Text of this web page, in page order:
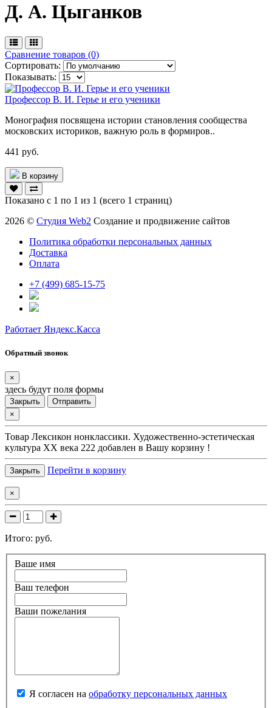
Д. А. Цыганков
Сравнение товаров (0)
Сортировать:
Показывать:
Профессор В. И. Герье и его ученики
Монография посвящена истории становления сообщества
московских историков, важную роль в формиров..
441 руб.
В корзину
Показано с 1 по 1 из 1 (всего 1 страниц)
2026 © Студия Web2 Создание и продвижение сайтов
Политика обработки персональных данных
Доставка
Оплата
+7 (499) 685-15-75
Работает Яндекс.Касса
Обратный звонок
×
здесь будут поля формы
Закрыть
Отправить
×
Товар Лексикон нонклассики. Художественно-эстетическая
культура XX века 222 добавлен в Вашу корзину !
Закрыть Перейти в корзину
×
Итого: руб.
Ваше имя
Ваш телефон
Ваши пожелания
Я согласен на обработку персональных данных